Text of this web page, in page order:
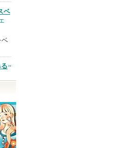
ェノプティクス CC プ
マー
品
ベ
ベ